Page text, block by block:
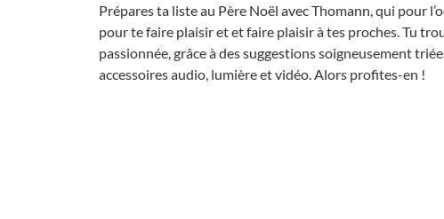
Prépares ta liste au Père Noël avec Thomann, qui pour
pour te faire plaisir et et faire plaisir à tes proches. Tu
passionnée, grâce à des suggestions soigneusement
accessoires audio, lumière et vidéo. Alors profites-en !